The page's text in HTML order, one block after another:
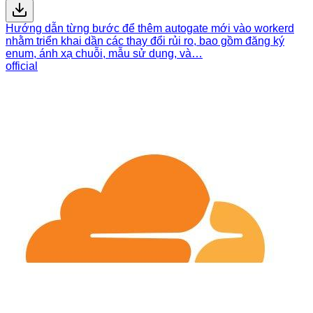
Hướng dẫn từng bước để thêm autogate mới vào workerd
nhằm triển khai dần các thay đổi rủi ro, bao gồm đăng ký
enum, ánh xạ chuỗi, mẫu sử dụng, và…
official